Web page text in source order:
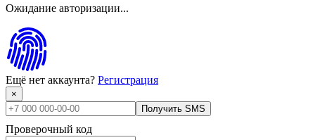
Ожидание авторизации...
Ещё нет аккаунта? Регистрация
×
Получить SMS
Проверочный код